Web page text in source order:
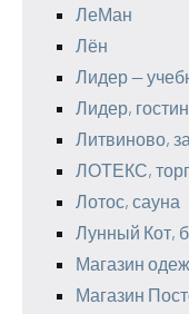
ЛеМан
Лён
Лидер —
Лидер,
Литвиново,
ЛОТЕКС,
Лотос, сауна
Лунный Кот,
Магазин
Магазин